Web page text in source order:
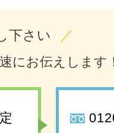
下さい ／
にお伝えします！